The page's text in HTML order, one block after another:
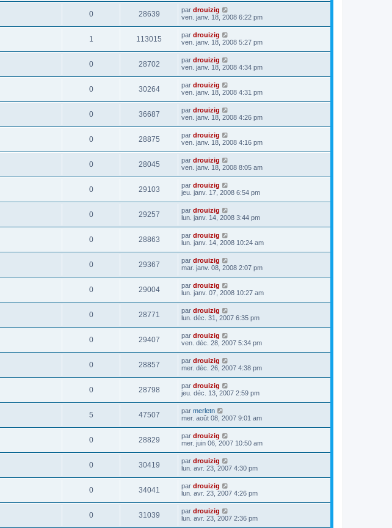
0 28639 par drouizig
ven. janv. 18, 2008 6:22 pm
1 113015 par drouizig
ven. janv. 18, 2008 5:27 pm
0 28702 par drouizig
ven. janv. 18, 2008 4:34 pm
0 30264 par drouizig
ven. janv. 18, 2008 4:31 pm
0 36687 par drouizig
ven. janv. 18, 2008 4:26 pm
0 28875 par drouizig
ven. janv. 18, 2008 4:16 pm
0 28045 par drouizig
ven. janv. 18, 2008 8:05 am
0 29103 par drouizig
jeu. janv. 17, 2008 6:54 pm
0 29257 par drouizig
lun. janv. 14, 2008 3:44 pm
0 28863 par drouizig
lun. janv. 14, 2008 10:24 am
0 29367 par drouizig
mar. janv. 08, 2008 2:07 pm
0 29004 par drouizig
lun. janv. 07, 2008 10:27 am
0 28771 par drouizig
lun. déc. 31, 2007 6:35 pm
0 29407 par drouizig
ven. déc. 28, 2007 5:34 pm
0 28857 par drouizig
mer. déc. 26, 2007 4:38 pm
0 28798 par drouizig
jeu. déc. 13, 2007 2:59 pm
5 47507 par merletn
mer. août 08, 2007 9:01 am
0 28829 par drouizig
mer. juin 06, 2007 10:50 am
0 30419 par drouizig
lun. avr. 23, 2007 4:30 pm
0 34041 par drouizig
lun. avr. 23, 2007 4:26 pm
0 31039 par drouizig
lun. avr. 23, 2007 2:36 pm